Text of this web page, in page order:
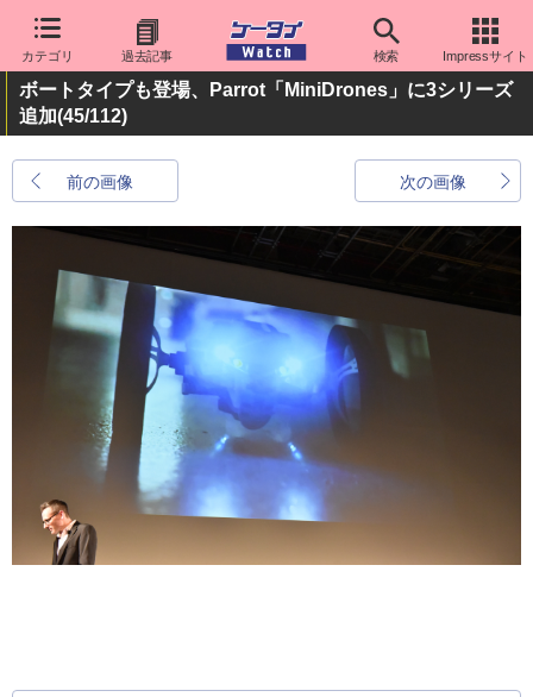
カテゴリ 過去記事 検索 Impressサイト
ボートタイプも登場、Parrot「MiniDrones」に3シリーズ
追加(45/112)
前の画像 次の画像